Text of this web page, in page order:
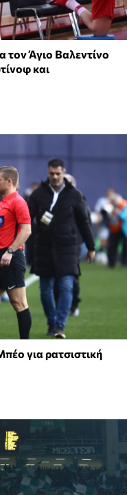
τον Άγιο Βαλεντίνο
και
για ρατσιστική